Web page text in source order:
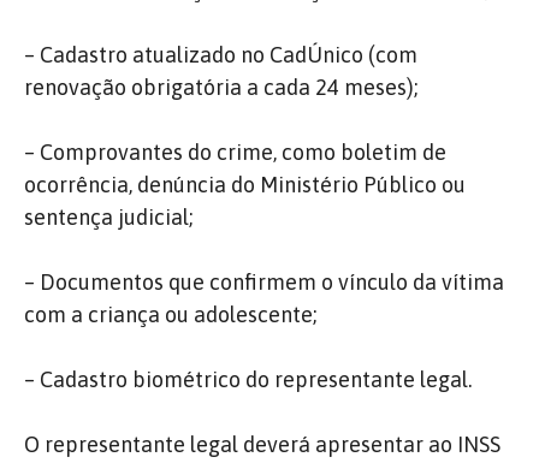
– Cadastro atualizado no CadÚnico (com
renovação obrigatória a cada 24 meses);
– Comprovantes do crime, como boletim de
ocorrência, denúncia do Ministério Público ou
sentença judicial;
– Documentos que confirmem o vínculo da vítima
com a criança ou adolescente;
– Cadastro biométrico do representante legal.
O representante legal deverá apresentar ao INSS